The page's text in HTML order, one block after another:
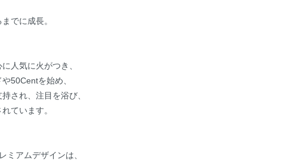
でに成長。
人気に火がつき、
50Centを始め、
され、注目を浴び、
ています。
ミアムデザインは、